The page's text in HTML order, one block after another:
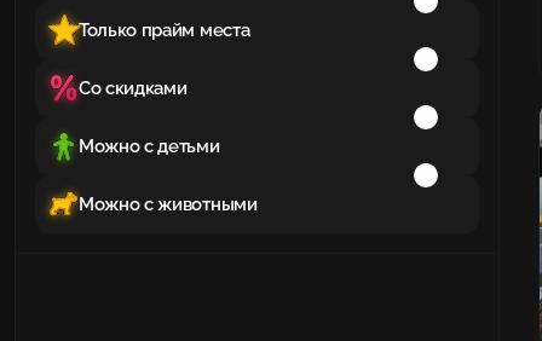
Только прайм места
Со скидками
Можно с детьми
Можно с животными